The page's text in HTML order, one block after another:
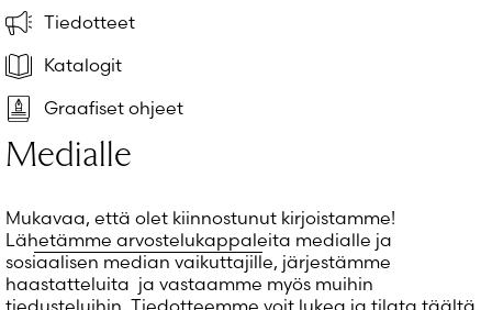
Salasana unohtunut?
Eikö sinulla ole tiliä?
Luo uusi tili
Tiedotteet
Katalogit
Graafiset ohjeet
Medialle
Mukavaa, että olet kiinnostunut kirjoistamme!
Lähetämme arvostelukappaleita medialle ja
sosiaalisen median vaikuttajille, järjestämme
haastatteluita ja vastaamme myös muihin